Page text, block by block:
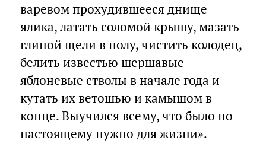
варевом прохудившееся днище
ялика, латать соломой крышу, мазать
глиной щели в полу, чистить колодец,
белить известью шершавые
яблоневые стволы в начале года и
кутать их ветошью и камышом в
конце. Выучился всему, что было по-
настоящему нужно для жизни».